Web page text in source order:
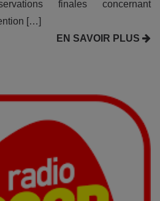
finales concernant
[…]
EN SAVOIR PLUS